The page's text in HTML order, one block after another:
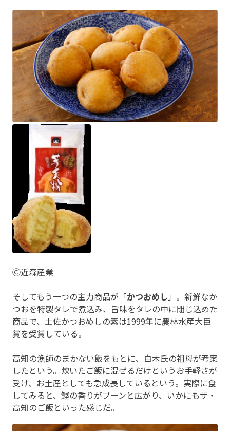
Ⓒ近森産業
そしてもう一つの主力商品が「かつおめし 」。新鮮なか
つおを特製タレで煮込み、旨味をタレの中に閉じ込めた
商品で、土佐かつおめしの素は1999年に農林水産大臣
賞を受賞している。
高知の漁師のまかない飯をもとに、白木氏の祖母が考案
したという。炊いたご飯に混ぜるだけというお手軽さが
受け、お土産としても急成長しているという。実際に食
してみると、鰹の香りがプーンと広がり、いかにもザ・
高知のご飯といった感じだ。